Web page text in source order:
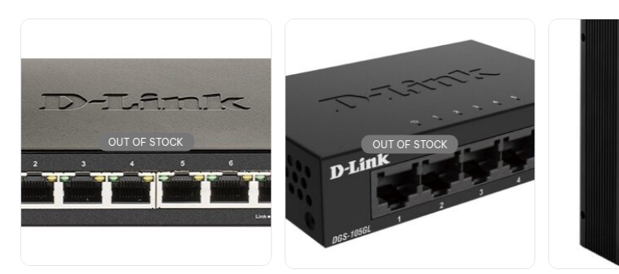
OUT OF STOCK OUT OF STOCK